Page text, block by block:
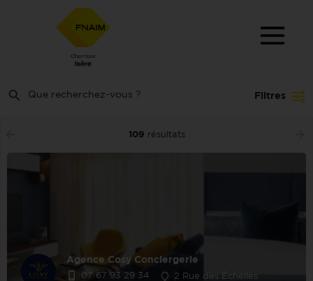
Filtres
109 résultats
Agence Cosy Conciergerie
07 67 93 29 34 2 Rue des Échelles